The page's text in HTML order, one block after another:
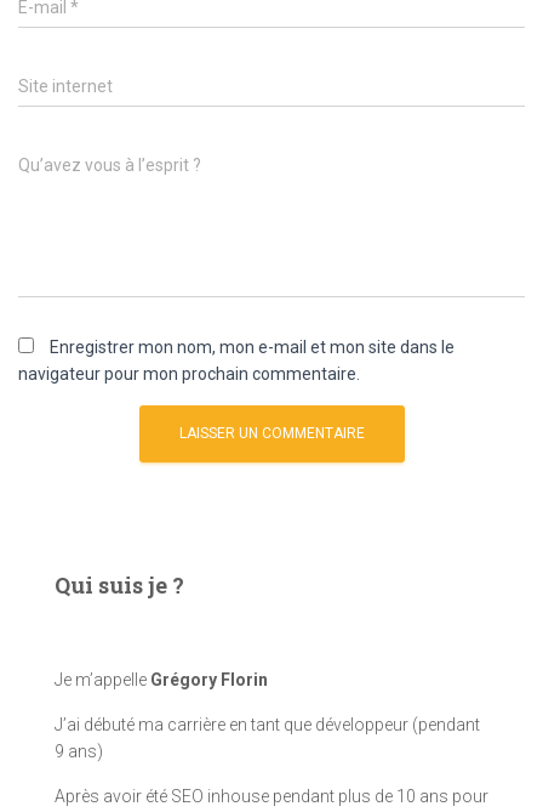
E-mail *
Site internet
Qu’avez vous à l’esprit ?
Enregistrer mon nom, mon e-mail et mon site dans le
navigateur pour mon prochain commentaire.
Qui suis je ?
Je m’appelle Grégory Florin
J’ai débuté ma carrière en tant que développeur (pendant
9 ans)
Après avoir été SEO inhouse pendant plus de 10 ans pour